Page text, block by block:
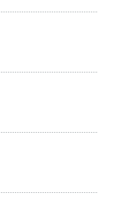
второго
цельным ( в